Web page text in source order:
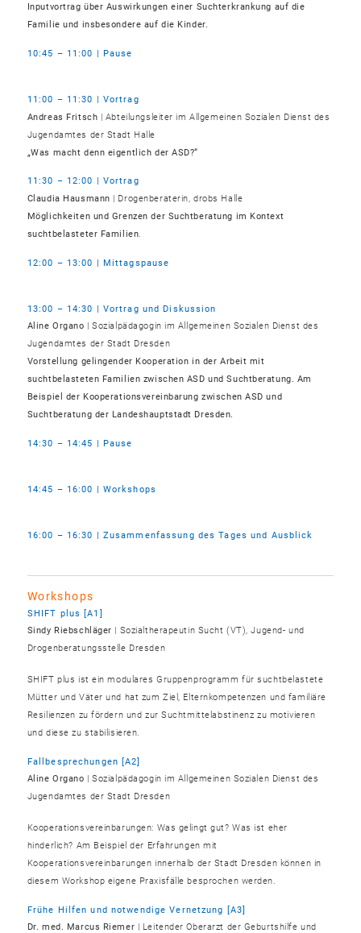
Inputvortrag über Auswirkungen einer Suchterkrankung auf die
Familie und insbesondere auf die Kinder.
10:45 – 11:00 | Pause
11:00 – 11:30 | Vortrag
Andreas Fritsch | Abteilungsleiter im Allgemeinen Sozialen Dienst des
Jugendamtes der Stadt Halle
„Was macht denn eigentlich der ASD?“
11:30 – 12:00 | Vortrag
Claudia Hausmann | Drogenberaterin, drobs Halle
Möglichkeiten und Grenzen der Suchtberatung im Kontext
suchtbelasteter Familien.
12:00 – 13:00 | Mittagspause
13:00 – 14:30 | Vortrag und Diskussion
Aline Organo | Sozialpädagogin im Allgemeinen Sozialen Dienst des
Jugendamtes der Stadt Dresden
Vorstellung gelingender Kooperation in der Arbeit mit
suchtbelasteten Familien zwischen ASD und Suchtberatung. Am
Beispiel der Kooperationsvereinbarung zwischen ASD und
Suchtberatung der Landeshauptstadt Dresden.
14:30 – 14:45 | Pause
14:45 – 16:00 | Workshops
16:00 – 16:30 | Zusammenfassung des Tages und Ausblick
Workshops
SHIFT plus [A1]
Sindy Riebschläger | Sozialtherapeutin Sucht (VT), Jugend- und
Drogenberatungsstelle Dresden
SHIFT plus ist ein modulares Gruppenprogramm für suchtbelastete
Mütter und Väter und hat zum Ziel, Elternkompetenzen und familiäre
Resilienzen zu fördern und zur Suchtmittelabstinenz zu motivieren
und diese zu stabilisieren.
Fallbesprechungen [A2]
Aline Organo | Sozialpädagogin im Allgemeinen Sozialen Dienst des
Jugendamtes der Stadt Dresden
Kooperationsvereinbarungen: Was gelingt gut? Was ist eher
hinderlich? Am Beispiel der Erfahrungen mit
Kooperationsvereinbarungen innerhalb der Stadt Dresden können in
diesem Workshop eigene Praxisfälle besprochen werden.
Frühe Hilfen und notwendige Vernetzung [A3]
Dr. med. Marcus Riemer | Leitender Oberarzt der Geburtshilfe und